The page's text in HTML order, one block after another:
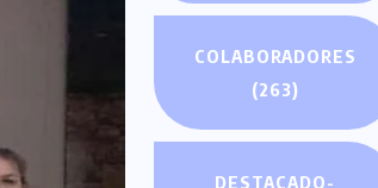
COLABORADORES
(263)
DESTACADO-